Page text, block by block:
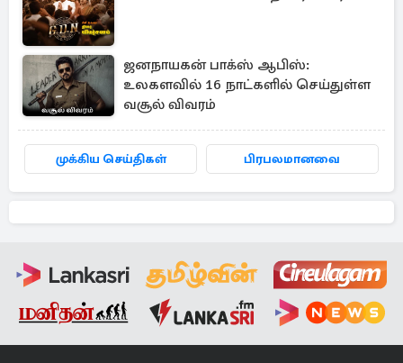
ஜனநாயகன் பாக்ஸ் ஆபிஸ்:
உலகளவில் 16 நாட்களில் செய்துள்ள
வசூல் விவரம்
முக்கிய செய்திகள் பிரபலமானவை